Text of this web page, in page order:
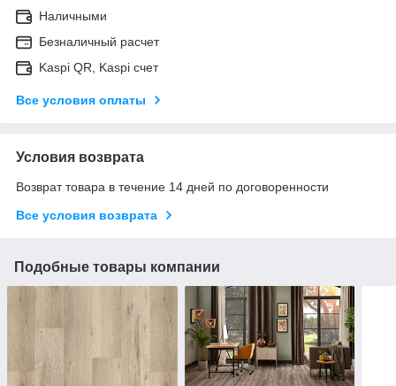
Наличными
Безналичный расчет
Kaspi QR, Kaspi счет
Все условия оплаты
Условия возврата
Возврат товара в течение 14 дней по договоренности
Все условия возврата
Подобные товары компании